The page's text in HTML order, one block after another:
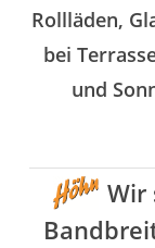
Rollläden,
bei
und
Wir